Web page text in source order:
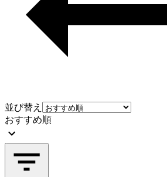
並び替え
おすすめ順